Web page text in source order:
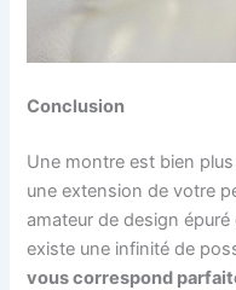
Conclusion
Une montre est bien plus
une extension de votre
amateur de design épuré
existe une infinité de
vous correspond